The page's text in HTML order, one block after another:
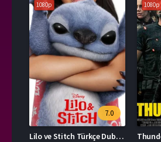
1080p
7.0
Lilo ve Stitch Türkçe Dublaj İzle
1080p